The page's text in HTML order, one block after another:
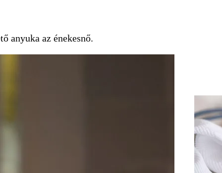
anyuka az énekesnő.